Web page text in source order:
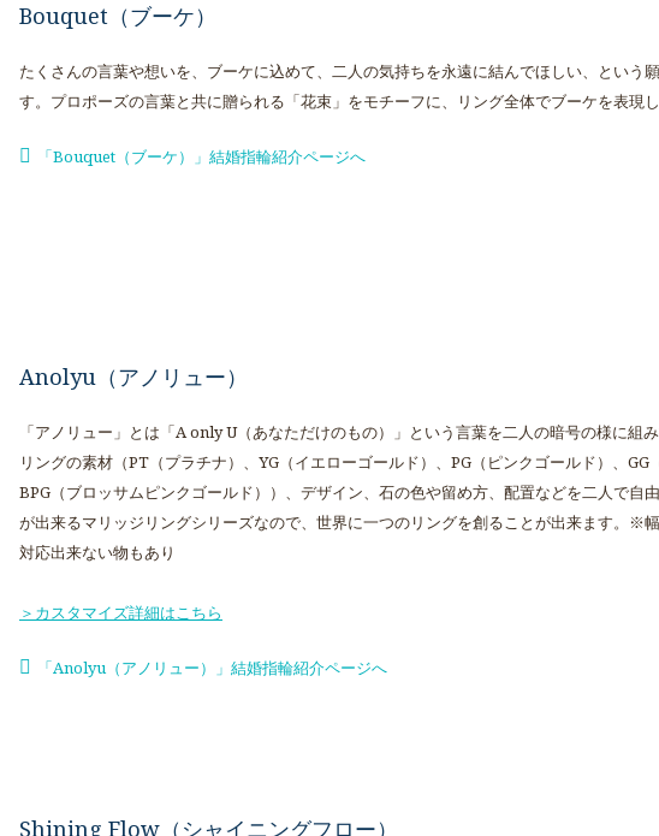
Bouquet（ブーケ）
たくさんの言葉や想いを、ブーケに込めて、二人の気持ちを永遠に結んでほしい、という
す。プロポーズの言葉と共に贈られる「花束」をモチーフに、リング全体でブーケを表現し
「Bouquet（ブーケ）」結婚指輪紹介ページへ
Anolyu（アノリュー）
「アノリュー」とは「A only U（あなただけのもの）」という言葉を二人の暗号の様に組み
リングの素材（PT（プラチナ）、YG（イエローゴールド）、PG（ピンクゴールド）、GG
BPG（ブロッサムピンクゴールド））、デザイン、石の色や留め方、配置などを二人で自
が出来るマリッジリングシリーズなので、世界に一つのリングを創ることが出来ます。※
対応出来ない物もあり
＞カスタマイズ詳細はこちら
「Anolyu（アノリュー）」結婚指輪紹介ページへ
Shining Flow（シャイニングフロー）